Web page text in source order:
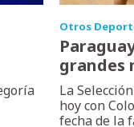
Otros
grandes
La
hoy con
fecha de la